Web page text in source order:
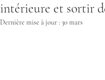
intérieure et sortir
Dernière mise à jour : 30 mars